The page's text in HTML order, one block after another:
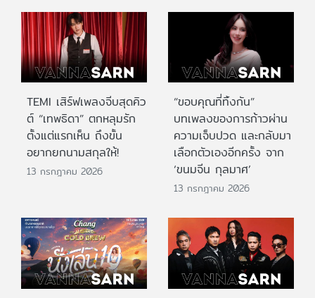
TEMI เสิร์ฟเพลงจีบสุดคิว
ต์ “เทพธิดา” ตกหลุมรัก
ตั้งแต่แรกเห็น ถึงขั้น
อยากยกนามสกุลให้!
13 กรกฎาคม 2026
“ขอบคุณที่ทิ้งกัน”
บทเพลงของการก้าวผ่าน
ความเจ็บปวด และกลับมา
เลือกตัวเองอีกครั้ง จาก
‘ขนมจีน กุลมาศ’
13 กรกฎาคม 2026